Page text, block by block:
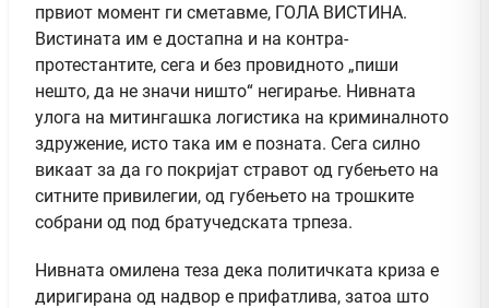
првиот момент ги сметавме, ГОЛА ВИСТИНА.
Вистината им е достапна и на контра-
протестантите, сега и без провидното „пиши
нешто, да не значи ништо“ негирање. Нивната
улога на митингашка логистика на криминалното
здружение, исто така им е позната. Сега силно
викаат за да го покријат стравот од губењето на
ситните привилегии, од губењето на трошките
собрани од под братучедската трпеза.
Нивната омилена теза дека политичката криза е
диригирана од надвор е прифатлива, затоа што